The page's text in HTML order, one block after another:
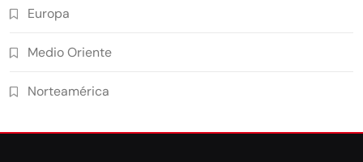
Europa
Medio Oriente
Norteamérica